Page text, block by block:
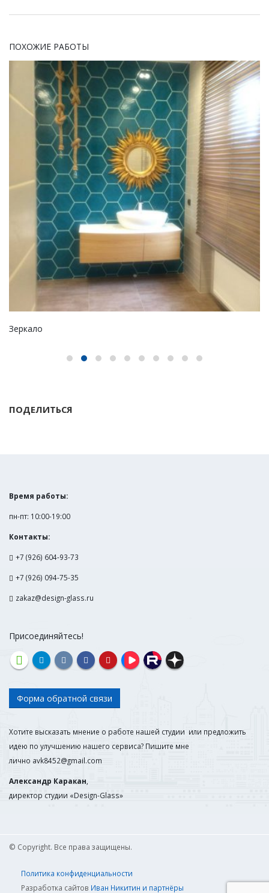
ПОХОЖИЕ РАБОТЫ
Зеркало
ПОДЕЛИТЬСЯ
Время работы:
пн-пт: 10:00-19:00
Контакты:
+7 (926) 604-93-73
+7 (926) 094-75-35
zakaz@design-glass.ru
Присоединяйтесь!
Форма обратной связи
Хотите высказать мнение о работе нашей студии или предложить
идею по улучшению нашего сервиса? Пишите мне
лично avk8452@gmail.com
Александр Каракан
директор студии «Design-Glass»
© Copyright. Все права защищены.
Политика конфиденциальности
Разработка сайтов Иван Никитин и партнёры